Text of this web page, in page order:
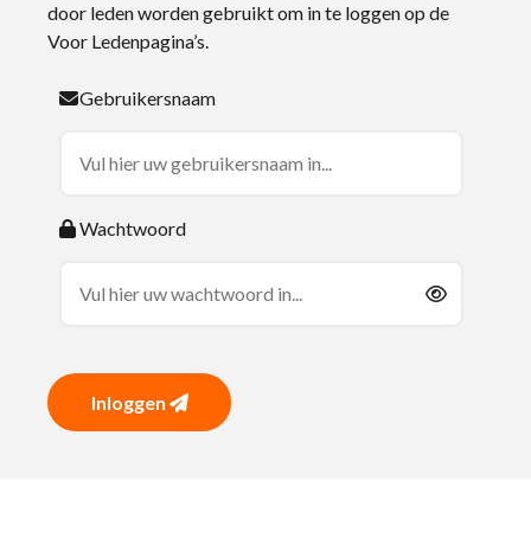
door leden worden gebruikt om in te loggen op de
Voor Ledenpagina’s.
Gebruikersnaam
Wachtwoord
Inloggen